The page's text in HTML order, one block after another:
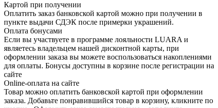
Картой при получении
Оплатить заказ банковской картой можно при получении в
пункте выдачи СДЭК после примерки украшений.
Оплата бонусами
Если вы участвуете в программе лояльности LUARA и
являетесь владельцем нашей дисконтной карты, при
оформлении заказа вы можете воспользоваться накоплениями
для оплаты. Бонусы доступны в корзине после регистрации на
сайте
Online-оплата на сайте
Товар можно оплатить банковской картой при оформлении
заказа. Добавьте понравившийся товар в корзину, кликните по